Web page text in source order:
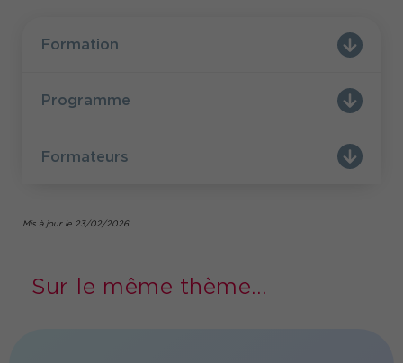
Des apports théoriques utiles permettront
d’ancrer l’acquisition de la
posture de facilitateur
Pour aller + loin découvrez l'interview de votre
Le Manager leader de
Formation
Programme
Formateurs
Mis à jour le 23/02/2026
Sur le même thème...